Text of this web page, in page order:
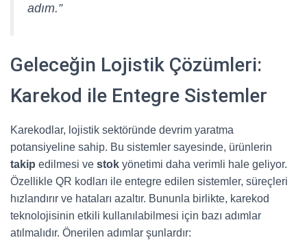
adım.”
Geleceğin Lojistik Çözümleri:
Karekod ile Entegre Sistemler
Karekodlar, lojistik sektöründe devrim yaratma
potansiyeline sahip. Bu sistemler sayesinde, ürünlerin
takip edilmesi ve stok yönetimi daha verimli hale geliyor.
Özellikle QR kodları ile entegre edilen sistemler, süreçleri
hızlandırır ve hataları azaltır. Bununla birlikte, karekod
teknolojisinin etkili kullanılabilmesi için bazı adımlar
atılmalıdır. Önerilen adımlar şunlardır: